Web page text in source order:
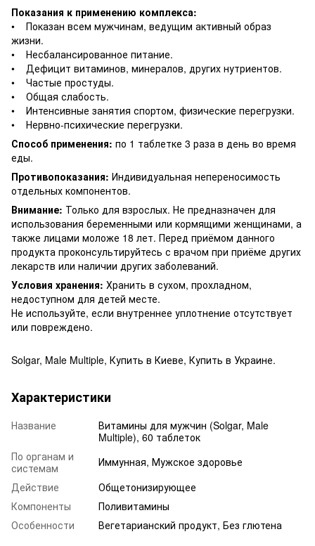
Показания к применению комплекса:
• Показан всем мужчинам, ведущим активный образ
жизни.
• Несбалансированное питание.
• Дефицит витаминов, минералов, других нутриентов.
• Частые простуды.
• Общая слабость.
• Интенсивные занятия спортом, физические перегрузки.
• Нервно-психические перегрузки.
Способ применения: по 1 таблетке 3 раза в день во время
еды.
Противопоказания: Индивидуальная непереносимость
отдельных компонентов.
Внимание: Только для взрослых. Не предназначен для
использования беременными или кормящими женщинами, а
также лицами моложе 18 лет. Перед приёмом данного
продукта проконсультируйтесь с врачом при приёме других
лекарств или наличии других заболеваний.
Условия хранения: Хранить в сухом, прохладном,
недоступном для детей месте.
Не используйте, если внутреннее уплотнение отсутствует
или повреждено.
Solgar, Male Multiple, Купить в Киеве, Купить в Украине.
Характеристики
Название
Витамины для мужчин (Solgar, Male
Multiple), 60 таблеток
По органам и
системам
Иммунная, Мужское здоровье
Действие
Общетонизирующее
Компоненты
Поливитамины
Особенности
Вегетарианский продукт, Без глютена